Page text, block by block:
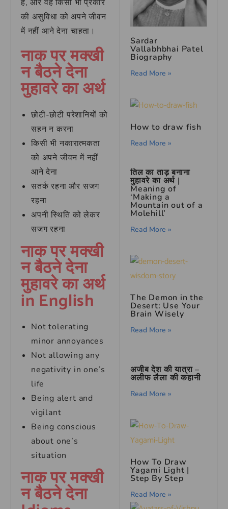
है, और वह किसी भी प्रकार
की असुविधा को अपने जीवन
में नहीं आने देना चाहता।
नाक पर मक्खी
न बैठने देना
मुहावरे का अर्थ
छोटी-छोटी परेशानियों को
सहन न करना
किसी भी नकारात्मकता
को अपने जीवन में नहीं
आने देना
सतर्क रहना और सजग
रहना
अपनी स्थिति को लेकर
सजग रहना
नाक पर मक्खी
न बैठने देना
मुहावरे का अर्थ
in English
Not tolerating
minor annoyances
Not allowing any
negativity in one’s
life
Being alert and
vigilant
Being conscious
about one’s
situation
नाक पर मक्खी
न बैठने देना
Sardar
Vallabhbhai Patel
Biography
Read More »
How to draw fish
Read More »
तिल का ताड़ बनाना
मुहावरे का अर्थ |
Meaning of
‘Making a
Mountain out of a
Molehill’
Read More »
The Demon in the
Desert: Use Your
Brain Wisely
Read More »
अजीब देश की यात्रा –
अलीफ लैला की कहानी
Read More »
How To Draw
Yagami Light |
Step By Step
Read More »